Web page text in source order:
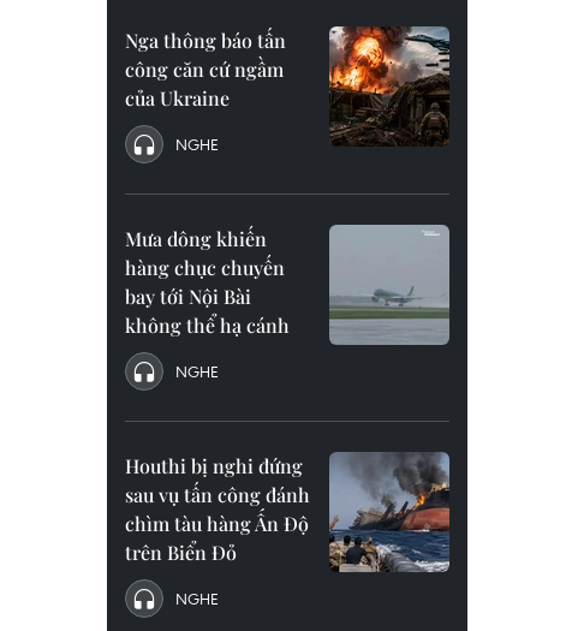
Nga thông báo tấn
công căn cứ ngầm
của Ukraine
NGHE
Mưa dông khiến
hàng chục chuyến
bay tới Nội Bài
không thể hạ cánh
NGHE
Houthi bị nghi đứng
sau vụ tấn công đánh
chìm tàu hàng Ấn Độ
trên Biển Đỏ
NGHE